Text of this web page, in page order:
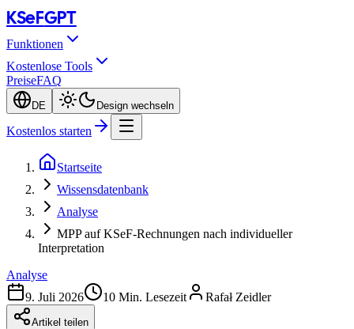
KSeFGPT
Funktionen
Kostenlose Tools
PreiseFAQ
DE Design wechseln
Kostenlos starten
Startseite
Wissensdatenbank
Analyse
MPP auf KSeF-Rechnungen nach individueller
Interpretation
Analyse
9. Juli 2026
10 Min. Lesezeit Rafał Zeidler
Artikel teilen